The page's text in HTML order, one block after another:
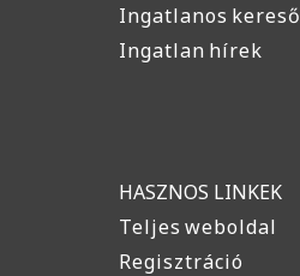
Ingatlanos kereső
Ingatlan hírek
HASZNOS LINKEK
Teljes weboldal
Regisztráció